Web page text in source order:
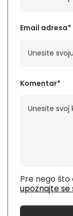
Komentar*
Pre nego
upoznajte se
Email adresa*